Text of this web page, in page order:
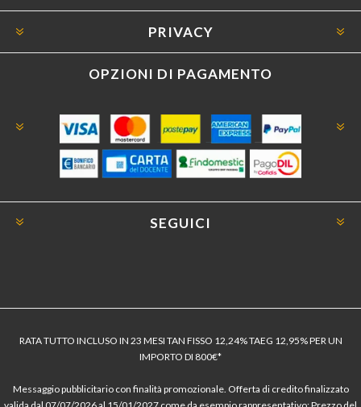
PRIVACY
OPZIONI DI PAGAMENTO
SEGUICI
RATA TUTTO INCLUSO IN 23 MESI TAN FISSO 12,24% TAEG 12,95% PER UN
IMPORTO DI 800€*
Messaggio pubblicitario con finalità promozionale. Offerta di credito finalizzato